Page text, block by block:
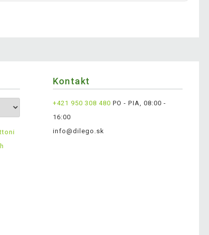
Kontakt
+421 950 308 480 PO - PIA, 08:00 -
16:00
info@dilego.sk